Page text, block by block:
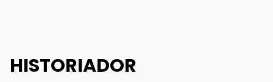
HISTORIADOR